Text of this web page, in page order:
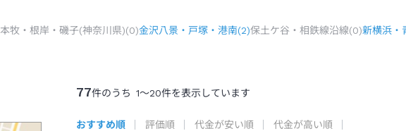
本牧・根岸・磯子(神奈川県)(0)金沢八景・戸塚・港南(2)保土ケ谷・相鉄線沿線(0)新横浜・
77件のうち 1～20件を表示しています
おすすめ順 評価順 代金が安い順 代金が高い順